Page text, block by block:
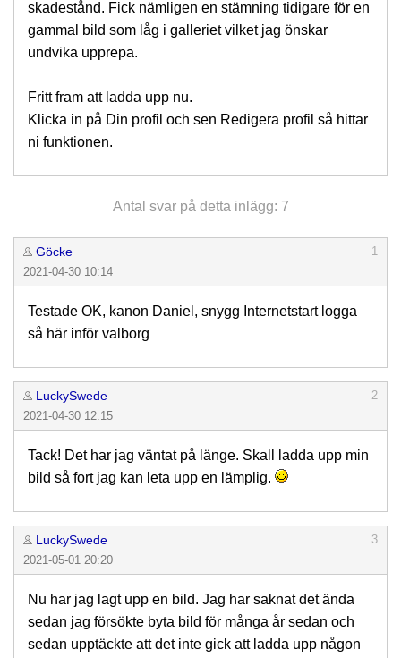
skadestånd. Fick nämligen en stämning tidigare för en
gammal bild som låg i galleriet vilket jag önskar
undvika upprepa.
Fritt fram att ladda upp nu.
Klicka in på Din profil och sen Redigera profil så hittar
ni funktionen.
Antal svar på detta inlägg: 7
Göcke
1
2021-04-30 10:14
Testade OK, kanon Daniel, snygg Internetstart logga
så här inför valborg
LuckySwede
2
2021-04-30 12:15
Tack! Det har jag väntat på länge. Skall ladda upp min
bild så fort jag kan leta upp en lämplig.
LuckySwede
3
2021-05-01 20:20
Nu har jag lagt upp en bild. Jag har saknat det ända
sedan jag försökte byta bild för många år sedan och
sedan upptäckte att det inte gick att ladda upp någon